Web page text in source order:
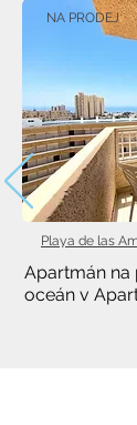
NA PRODEJ
Playa de las
Apartmán na
oceán v